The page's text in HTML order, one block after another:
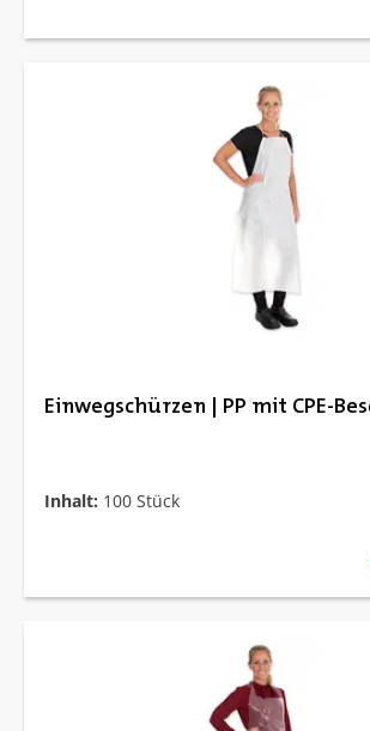
Einwegschürzen | PP mit CPE-
Inhalt: 100 Stück